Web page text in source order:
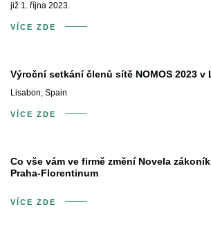
již 1. října 2023.
VÍCE ZDE
Výroční setkání členů sítě NOMOS 2023 v
Lisabon, Spain
VÍCE ZDE
Co vše vám ve firmě změní Novela
Praha-Florentinum
VÍCE ZDE